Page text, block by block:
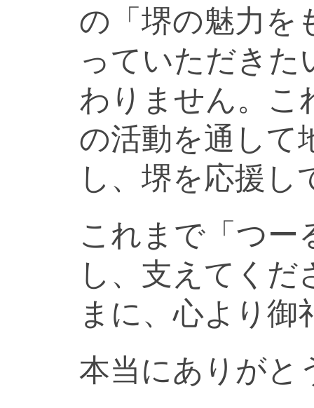
の「堺の魅力を
っていただきた
わりません。こ
の活動を通して
し、堺を応援し
これまで「つー
し、支えてく
まに、心より御
本当にありがと